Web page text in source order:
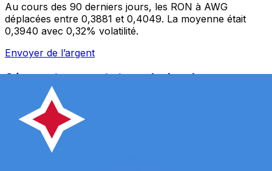
Au cours des 90 derniers jours, les RON à AWG
déplacées entre 0,3881 et 0,4049. La moyenne était
0,3940 avec 0,32% volatilité.
Envoyer de l’argent
Gérez votre argent et vos devises lorsque vous
êtes en déplacement
L'application Xe réunit toutes les fonctionnalités
nécessaires pour vos transferts d'argent internationaux
et la gestion de vos devises. Convertissez des devises,
programmez des alertes de taux et transférez de